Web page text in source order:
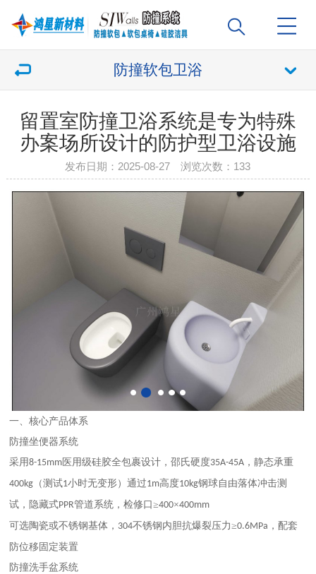
防撞软包卫浴
留置室防撞卫浴系统是专为特殊
办案场所设计的防护型卫浴设施
发布日期：2025-08-27 浏览次数： 133
一、核心产品体系
‌防撞坐便器系统‌
采用8-15mm 医用级硅胶全包裹设计，邵氏硬度35A-45A ，静态承重
400kg （测试1小时无变形）‌通过1m高度10kg钢球自由落体冲击测
试，隐藏式PPR管道系统，检修口≥400×400mm
可选陶瓷或不锈钢基体， 304不锈钢内胆抗爆裂压力≥0.6MPa ，配套
防位移固定装置‌
‌防撞洗手盆系统‌